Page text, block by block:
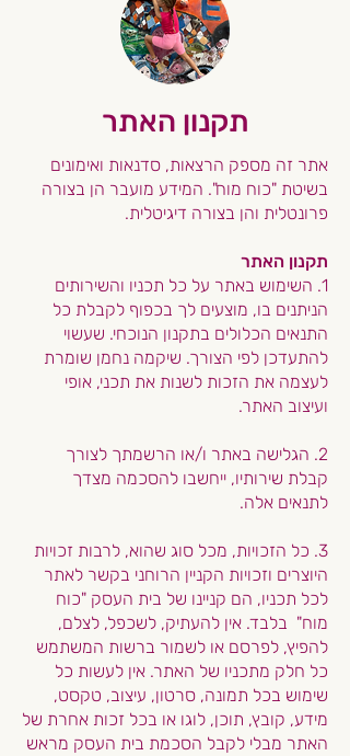
תקנון האתר
אתר זה מספק הרצאות, סדנאות ואימונים
בשיטת "כוח מוח". המידע מועבר הן בצורה
פרונטלית והן בצורה דיגיטלית.
תקנון האתר
1. השימוש באתר על כל תכניו והשירותים
הניתנים בו, מוצעים לך בכפוף לקבלת כל
התנאים הכלולים בתקנון הנוכחי. שעשוי
להתעדכן לפי הצורך. שיקמה נחמן שומרת
לעצמה את הזכות לשנות את תכני, אופי
ועיצוב האתר.
2. הגלישה באתר ו/או הרשמתך לצורך
קבלת שירותיו, ייחשבו להסכמה מצדך
לתנאים אלה.
3. כל הזכויות, מכל סוג שהוא, לרבות זכויות
היוצרים וזכויות הקניין הרוחני בקשר לאתר
לכל תכניו, הם קניינו של בית העסק "כוח
מוח" בלבד. אין להעתיק, לשכפל, לצלם,
להפיץ, לפרסם או לשמור ברשות המשתמש
כל חלק מתכניו של האתר. אין לעשות כל
שימוש בכל תמונה, סרטון, עיצוב, טקסט,
מידע, קובץ, תוכן, לוגו או בכל זכות אחרת של
האתר מבלי לקבל הסכמת בית העסק מראש